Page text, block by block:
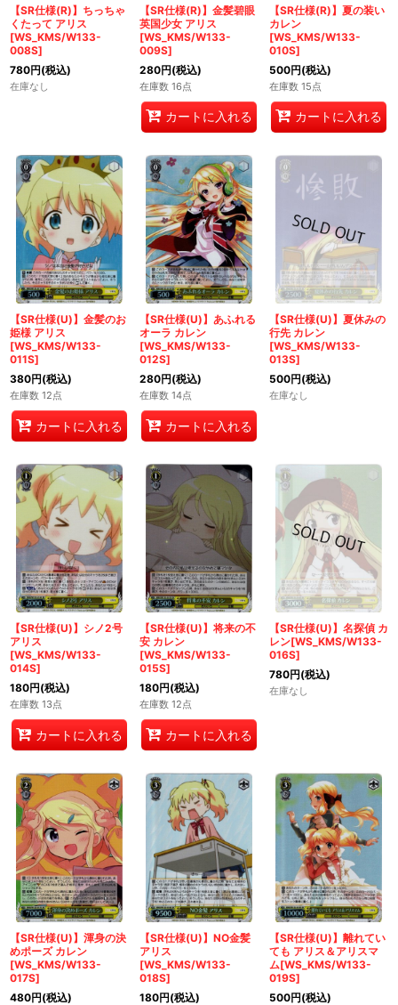
【SR仕様(R)】ちっちゃ
くたって アリス
[WS_KMS/W133-
008S]
780円(税込)
在庫なし
【SR仕様(R)】金髪碧眼
英国少女 アリス
[WS_KMS/W133-
009S]
280円(税込)
在庫数 16点
カートに入れる
【SR仕様(R)】夏の装い
カレン
[WS_KMS/W133-
010S]
500円(税込)
在庫数 15点
カートに入れる
【SR仕様(U)】金髪のお
姫様 アリス
[WS_KMS/W133-
011S]
380円(税込)
在庫数 12点
カートに入れる
【SR仕様(U)】あふれる
オーラ カレン
[WS_KMS/W133-
012S]
280円(税込)
在庫数 14点
カートに入れる
【SR仕様(U)】夏休みの
行先 カレン
[WS_KMS/W133-
013S]
500円(税込)
在庫なし
【SR仕様(U)】シノ2号
アリス
[WS_KMS/W133-
014S]
180円(税込)
在庫数 13点
カートに入れる
【SR仕様(U)】将来の不
安 カレン
[WS_KMS/W133-
015S]
180円(税込)
在庫数 12点
カートに入れる
【SR仕様(U)】名探偵 カ
レン[WS_KMS/W133-
016S]
780円(税込)
在庫なし
【SR仕様(U)】渾身の決
めポーズ カレン
[WS_KMS/W133-
017S]
480円(税込)
【SR仕様(U)】NO金髪
アリス
[WS_KMS/W133-
018S]
180円(税込)
【SR仕様(U)】離れてい
ても アリス＆アリスマ
ム[WS_KMS/W133-
019S]
500円(税込)